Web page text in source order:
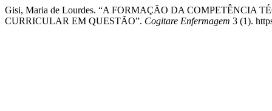
Gisi, Maria de Lourdes. “A FORMAÇÃO DA COMPETÊNCIA
CURRICULAR EM QUESTÃO”. Cogitare Enfermagem 3 (1).